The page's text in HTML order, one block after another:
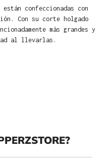
confeccionadas con
Con su corte holgado
más grandes y
al llevarlas.